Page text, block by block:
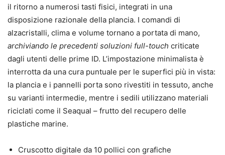
il ritorno a numerosi tasti fisici, integrati in una
disposizione razionale della plancia. I comandi di
alzacristalli, clima e volume tornano a portata di mano,
archiviando le precedenti soluzioni full-touch criticate
dagli utenti delle prime ID. L’impostazione minimalista è
interrotta da una cura puntuale per le superfici più in vista:
la plancia e i pannelli porta sono rivestiti in tessuto, anche
su varianti intermedie, mentre i sedili utilizzano materiali
riciclati come il Seaqual – frutto del recupero delle
plastiche marine.
Cruscotto digitale da 10 pollici con grafiche